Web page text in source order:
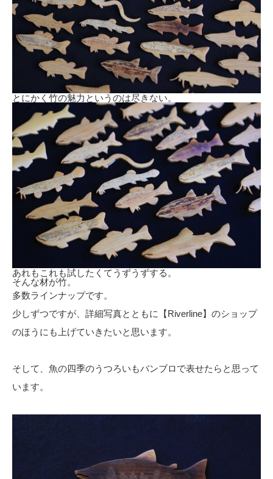
とにかく竹の魅力というのは尽きない。
あれもこれも試したくてうずうずする。
そんな材が竹。
多数ラインナップです。
少しずつですが、詳細写真とともに【Riverline】のショップ
のほうにも上げていきたいと思います。
そして、魚の四季のうつろいもバンブロで表せたらと思って
います。